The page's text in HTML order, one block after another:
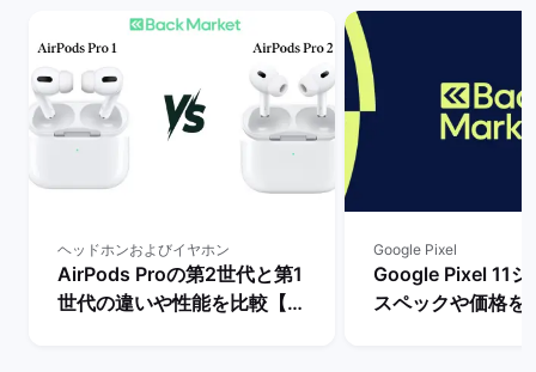
ヘッドホンおよびイヤホン
AirPods Proの第2世代と第1
世代の違いや性能を比較【ど
Google Pixel
Google Pixel 11シ
スペックや価格を